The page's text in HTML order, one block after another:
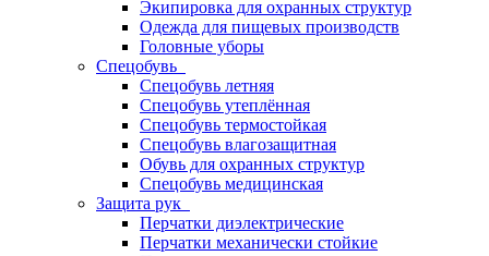
Экипировка для охранных структур
Одежда для пищевых производств
Головные уборы
Спецобувь
Спецобувь летняя
Спецобувь утеплённая
Спецобувь термостойкая
Спецобувь влагозащитная
Обувь для охранных структур
Спецобувь медицинская
Защита рук
Перчатки диэлектрические
Перчатки механически стойкие